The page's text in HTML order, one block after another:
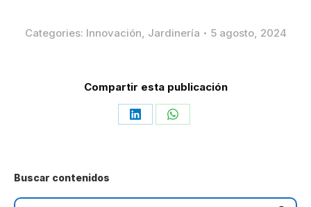
Categories: Innovación Jardinería 5 agosto, 2024
Compartir esta publicación
Share Share
Buscar contenidos
Search: